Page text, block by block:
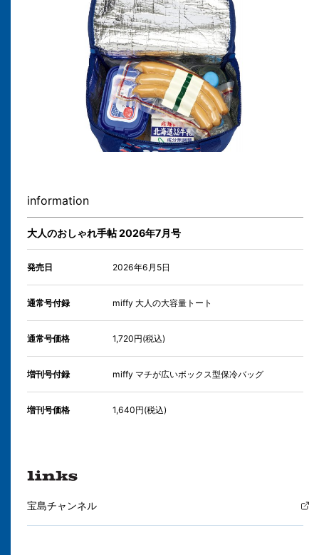
information
大人のおしゃれ手帖 2026年7月号
発売日 2026年6月5日
通常号付録 miffy 大人の大容量トート
通常号価格 1,720円(税込)
増刊号付録 miffy マチが広いボックス型保冷バッグ
増刊号価格 1,640円(税込)
宝島チャンネル